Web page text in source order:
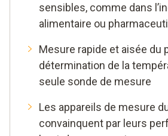
sensibles, comme dans
alimentaire ou
Mesure rapide et aisée du
détermination de la
seule sonde de mesure
Les appareils de mesure
convainquent par leurs